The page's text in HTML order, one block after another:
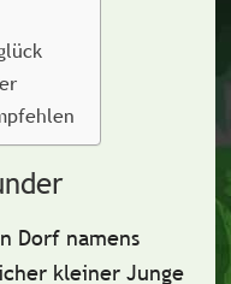
Dorf namens
kleiner Junge